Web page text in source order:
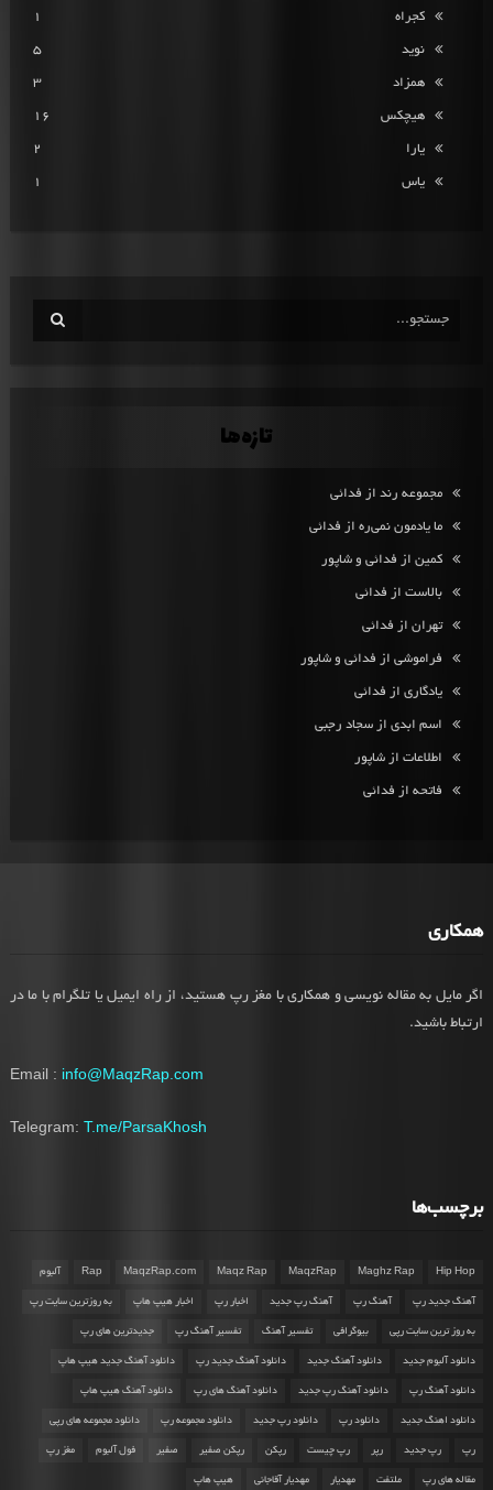
کجراه 1
نوید 5
همزاد 3
هیچکس 16
یارا 2
یاس 1
تازه‌ها
مجموعه رند از فدائی
ما یادمون نمی‌ره از فدائی
کمین از فدائی و شاپور
بالاست از فدائی
تهران از فدائی
فراموشی از فدائی و شاپور
یادگاری از فدائی
اسم ابدی از سجاد رجبی
اطلاعات از شاپور
فاتحه از فدائی
همکاری
اگر مایل به مقاله نویسی و همکاری با مغز رپ هستید، از راه ایمیل یا تلگرام با ما در
ارتباط باشید.
Email : info@MaqzRap.com
Telegram: T.me/ParsaKhosh
برچسب‌ها
Hip Hop
Maghz Rap
MaqzRap
Maqz Rap
MaqzRap.com
Rap آلبوم
آهنگ جدید رپ آهنگ رپ آهنگ رپ جدید اخبار رپ اخبار هیپ هاپ به روزترین سایت رپ
به روز ترین سایت رپی بیوگرافی تفسیر آهنگ تفسیر آهنگ رپ جدیدترین های رپ
دانلود آلبوم جدید دانلود آهنگ جدید دانلود آهنگ جدید رپ دانلود آهنگ جدید هیپ هاپ
دانلود آهنگ رپ دانلود آهنگ رپ جدید دانلود آهنگ های رپ دانلود آهنگ هیپ هاپ
دانلود اهنگ جدید دانلود رپ دانلود رپ جدید دانلود مجموعه رپ دانلود مجموعه های رپی
رپ رپ جدید رپر رپ چیست رپکن رپکن صفیر صفیر فول آلبوم مغز رپ
مقاله های رپ ملتفت مهدیار مهدیار آقاجانی هیپ هاپ